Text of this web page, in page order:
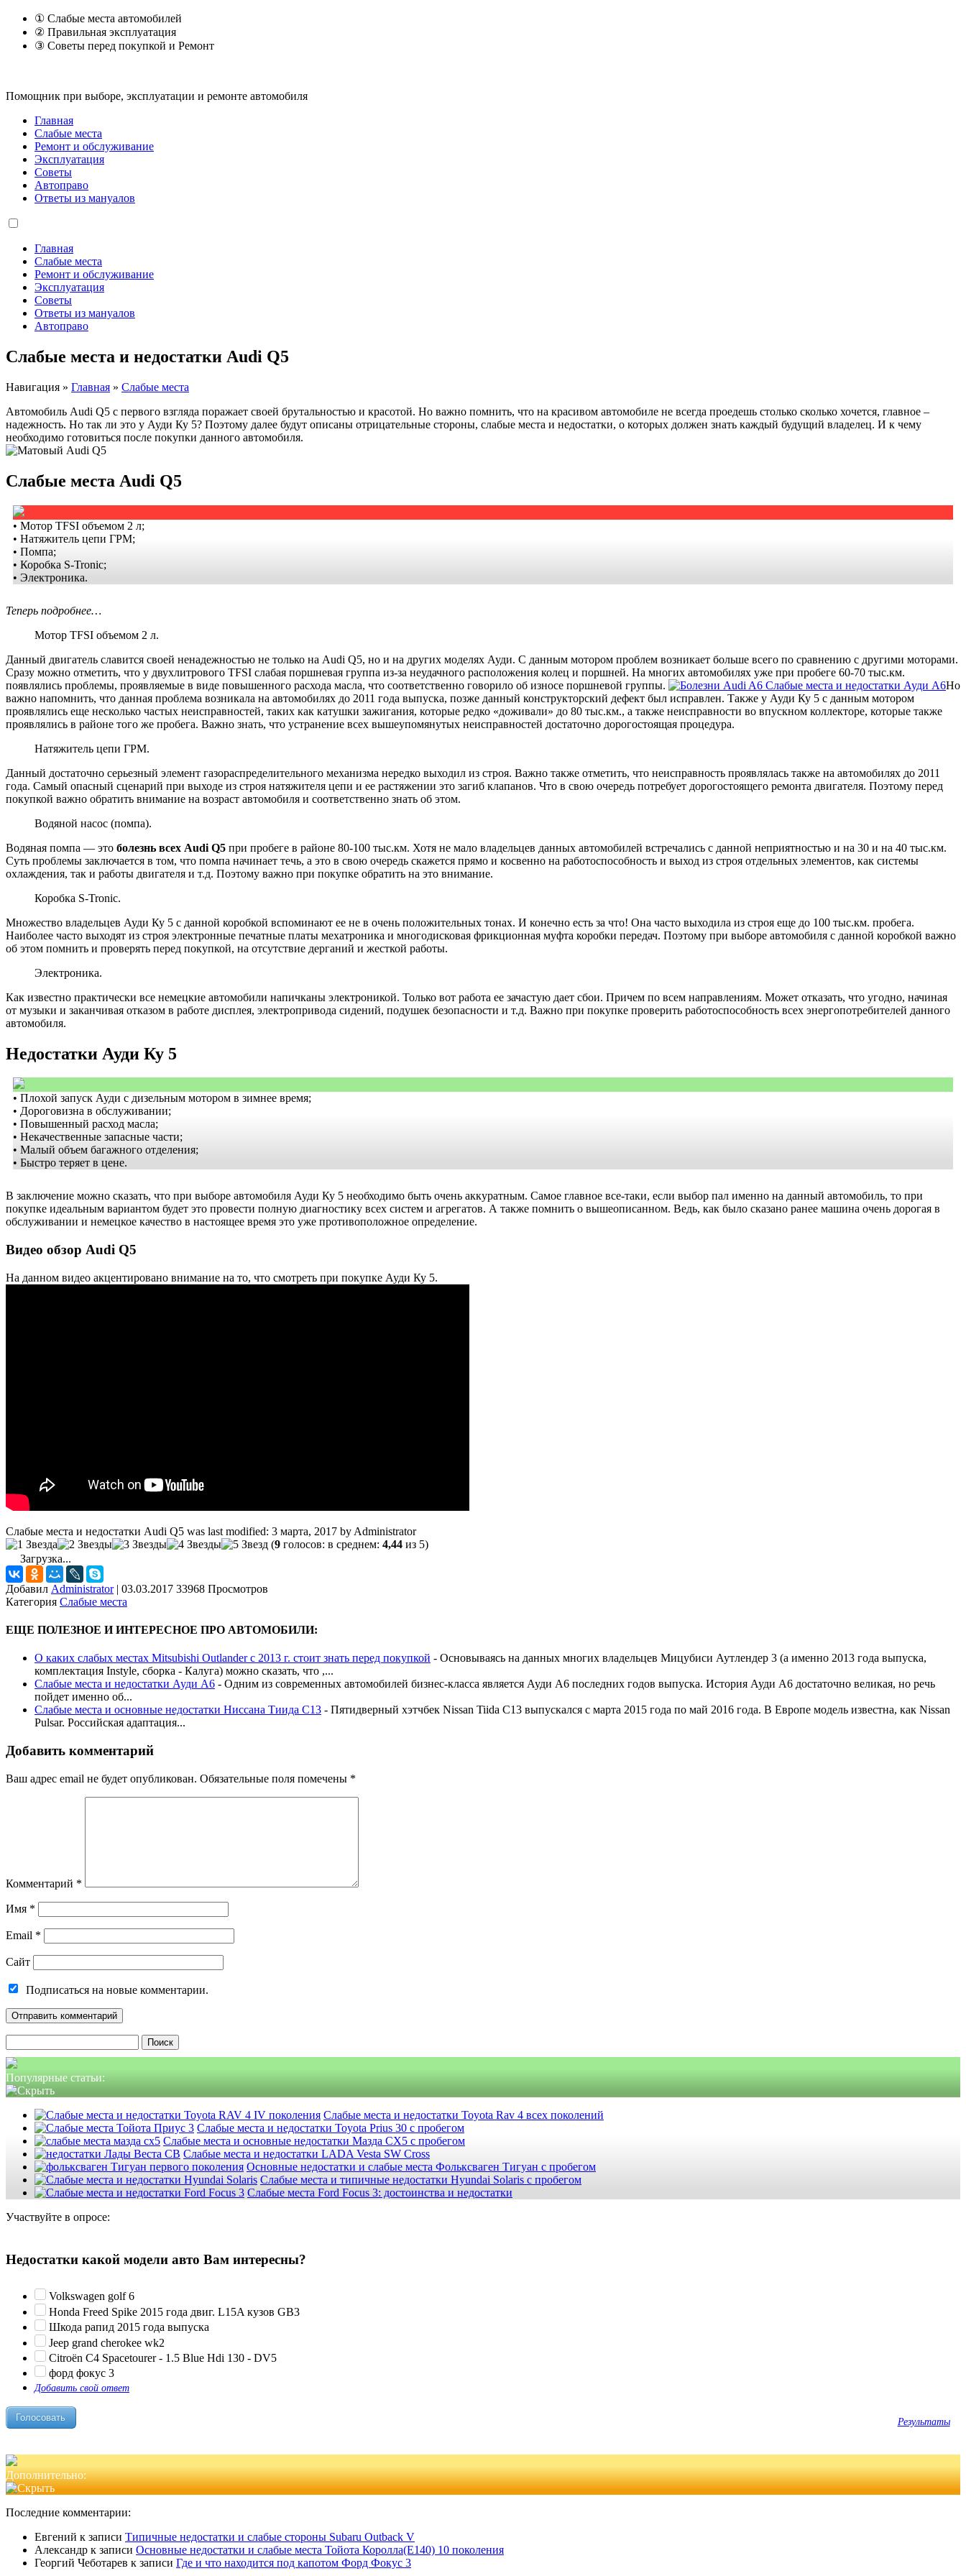
① Слабые места автомобилей
② Правильная эксплуатация
③ Советы перед покупкой и Ремонт
Помощник при выборе, эксплуатации и ремонте автомобиля
Главная
Слабые места
Ремонт и обслуживание
Эксплуатация
Советы
Автоправо
Ответы из мануалов
Главная
Слабые места
Ремонт и обслуживание
Эксплуатация
Советы
Ответы из мануалов
Автоправо
Слабые места и недостатки Audi Q5
Навигация » Главная » Слабые места
Автомобиль Audi Q5 с первого взгляда поражает своей брутальностью и красотой. Но важно помнить, что на красивом автомобиле не всегда проедешь столько сколько хочется, главное –
надежность. Но так ли это у Ауди Ку 5? Поэтому далее будут описаны отрицательные стороны, слабые места и недостатки, о которых должен знать каждый будущий владелец. И к чему
необходимо готовиться после покупки данного автомобиля.
Слабые места Audi Q5
• Мотор TFSI объемом 2 л;
• Натяжитель цепи ГРМ;
• Помпа;
• Коробка S-Tronic;
• Электроника.
Теперь подробнее…
Мотор TFSI объемом 2 л.
Данный двигатель славится своей ненадежностью не только на Audi Q5, но и на других моделях Ауди. С данным мотором проблем возникает больше всего по сравнению с другими моторами.
Сразу можно отметить, что у двухлитрового TFSI слабая поршневая группа из-за неудачного расположения колец и поршней. На многих автомобилях уже при пробеге 60-70 тыс.км.
появлялись проблемы, проявляемые в виде повышенного расхода масла, что соответственно говорило об износе поршневой группы.
Слабые места и недостатки Ауди А6Но
важно напомнить, что данная проблема возникала на автомобилях до 2011 года выпуска, позже данный конструкторский дефект был исправлен. Также у Ауди Ку 5 с данным мотором
проявлялись еще несколько частых неисправностей, таких как катушки зажигания, которые редко «доживали» до 80 тыс.км., а также неисправности во впускном коллекторе, которые также
проявлялись в районе того же пробега. Важно знать, что устранение всех вышеупомянутых неисправностей достаточно дорогостоящая процедура.
Натяжитель цепи ГРМ.
Данный достаточно серьезный элемент газораспределительного механизма нередко выходил из строя. Важно также отметить, что неисправность проявлялась также на автомобилях до 2011
года. Самый опасный сценарий при выходе из строя натяжителя цепи и ее растяжении это загиб клапанов. Что в свою очередь потребует дорогостоящего ремонта двигателя. Поэтому перед
покупкой важно обратить внимание на возраст автомобиля и соответственно знать об этом.
Водяной насос (помпа).
Водяная помпа — это болезнь всех Audi Q5 при пробеге в районе 80-100 тыс.км. Хотя не мало владельцев данных автомобилей встречались с данной неприятностью и на 30 и на 40 тыс.км.
Суть проблемы заключается в том, что помпа начинает течь, а это в свою очередь скажется прямо и косвенно на работоспособность и выход из строя отдельных элементов, как системы
охлаждения, так и работы двигателя и т.д. Поэтому важно при покупке обратить на это внимание.
Коробка S-Tronic.
Множество владельцев Ауди Ку 5 с данной коробкой вспоминают ее не в очень положительных тонах. И конечно есть за что! Она часто выходила из строя еще до 100 тыс.км. пробега.
Наиболее часто выходят из строя электронные печатные платы мехатроника и многодисковая фрикционная муфта коробки передач. Поэтому при выборе автомобиля с данной коробкой важно
об этом помнить и проверять перед покупкой, на отсутствие дерганий и жесткой работы.
Электроника.
Как известно практически все немецкие автомобили напичканы электроникой. Только вот работа ее зачастую дает сбои. Причем по всем направлениям. Может отказать, что угодно, начиная
от музыки и заканчивая отказом в работе дисплея, электропривода сидений, подушек безопасности и т.д. Важно при покупке проверить работоспособность всех энергопотребителей данного
автомобиля.
Недостатки Ауди Ку 5
• Плохой запуск Ауди с дизельным мотором в зимнее время;
• Дороговизна в обслуживании;
• Повышенный расход масла;
• Некачественные запасные части;
• Малый объем багажного отделения;
• Быстро теряет в цене.
В заключение можно сказать, что при выборе автомобиля Ауди Ку 5 необходимо быть очень аккуратным. Самое главное все-таки, если выбор пал именно на данный автомобиль, то при
покупке идеальным вариантом будет это провести полную диагностику всех систем и агрегатов. А также помнить о вышеописанном. Ведь, как было сказано ранее машина очень дорогая в
обслуживании и немецкое качество в настоящее время это уже противоположное определение.
Видео обзор Audi Q5
На данном видео акцентировано внимание на то, что смотреть при покупке Ауди Ку 5.
Слабые места и недостатки Audi Q5 was last modified: 3 марта, 2017 by Administrator
(9 голосов: в среднем: 4,44 из 5)
Загрузка...
Добавил Administrator | 03.03.2017 33968 Просмотров
Категория Слабые места
ЕЩЕ ПОЛЕЗНОЕ И ИНТЕРЕСНОЕ ПРО АВТОМОБИЛИ:
О каких слабых местах Mitsubishi Outlander с 2013 г. стоит знать перед покупкой - Основываясь на данных многих владельцев Мицубиси Аутлендер 3 (а именно 2013 года выпуска,
комплектация Instyle, сборка - Калуга) можно сказать, что ,...
Слабые места и недостатки Ауди А6 - Одним из современных автомобилей бизнес-класса является Ауди А6 последних годов выпуска. История Ауди А6 достаточно великая, но речь
пойдет именно об...
Слабые места и основные недостатки Ниссана Тиида C13 - Пятидверный хэтчбек Nissan Tiida C13 выпускался с марта 2015 года по май 2016 года. В Европе модель известна, как Nissan
Pulsar. Российская адаптация...
Добавить комментарий
Ваш адрес email не будет опубликован. Обязательные поля помечены *
Комментарий *
Имя *
Email *
Сайт
Подписаться на новые комментарии.
Популярные статьи:
Слабые места и недостатки Toyota Rav 4 всех поколений
Слабые места и недостатки Toyota Prius 30 с пробегом
Слабые места и основные недостатки Мазда СХ5 с пробегом
Слабые места и недостатки LADA Vesta SW Cross
Основные недостатки и слабые места Фольксваген Тигуан с пробегом
Слабые места и типичные недостатки Hyundai Solaris с пробегом
Слабые места Ford Focus 3: достоинства и недостатки
Участвуйте в опросе:
Недостатки какой модели авто Вам интересны?
Volkswagen golf 6
Honda Freed Spike 2015 года двиг. L15A кузов GB3
Шкода рапид 2015 года выпуска
Jeep grand cherokee wk2
Citroën C4 Spacetourer - 1.5 Blue Hdi 130 - DV5
форд фокус 3
Добавить свой ответ
Результаты
Дополнительно:
Последние комментарии:
Евгений к записи Типичные недостатки и слабые стороны Subaru Outback V
Александр к записи Основные недостатки и слабые места Тойота Королла(Е140) 10 поколения
Георгий Чеботарев к записи Где и что находится под капотом Форд Фокус 3